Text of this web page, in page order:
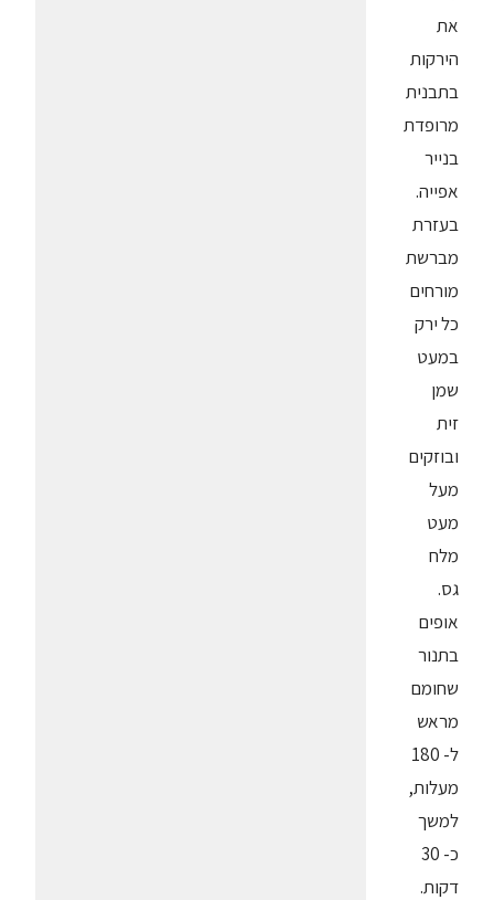
את
הירקות
בתבנית
מרופדת
בנייר
אפייה.
בעזרת
מברשת
מורחים
כל ירק
במעט
שמן
זית
ובוזקים
מעל
מעט
מלח
גס.
אופים
בתנור
שחומם
מראש
ל- 180
מעלות,
למשך
כ- 30
דקות.